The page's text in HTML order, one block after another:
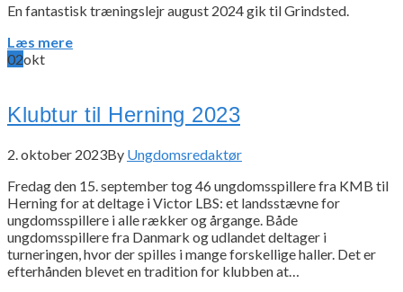
En fantastisk træningslejr august 2024 gik til Grindsted.
Læs mere
02okt
Klubtur til Herning 2023
2. oktober 2023By Ungdomsredaktør
Fredag den 15. september tog 46 ungdomsspillere fra KMB til
Herning for at deltage i Victor LBS: et landsstævne for
ungdomsspillere i alle rækker og årgange. Både
ungdomsspillere fra Danmark og udlandet deltager i
turneringen, hvor der spilles i mange forskellige haller. Det er
efterhånden blevet en tradition for klubben at…